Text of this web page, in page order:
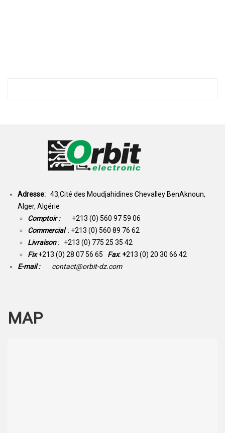
Adresse: 43,Cité des Moudjahidines Chevalley BenAknoun,
Alger, Algérie
Comptoir : +213 (0) 560 97 59 06
Commercial : +213 (0) 560 89 76 62
Livraison: +213 (0) 775 25 35 42
Fix +213 (0) 28 07 56 65 Fax: +213 (0) 20 30 66 42
E-mail :
contact@orbit-dz.com
MAP